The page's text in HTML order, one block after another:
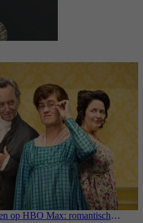
op HBO Max: romantisch